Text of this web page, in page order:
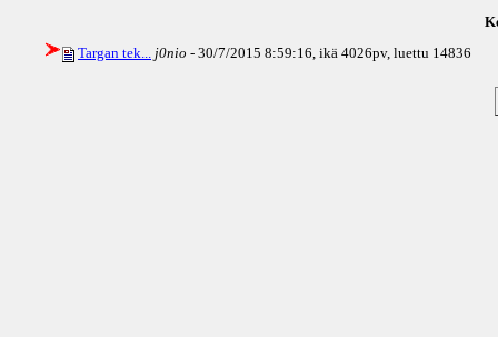
Targan tek... j0nio - 30/7/2015 8:59:16, ikä 4026pv, luettu 14836